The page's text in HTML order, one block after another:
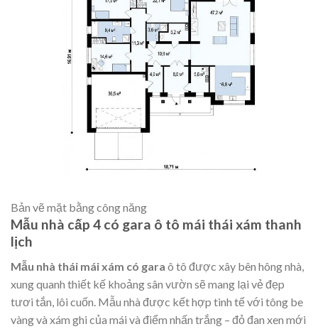
Bản vẽ mặt bằng công năng
Mẫu nhà cấp 4 có gara ô tô mái thái xám thanh
lịch
Mẫu nhà thái mái xám có gara ô tô được xây bên hông nhà,
xung quanh thiết kế khoảng sân vườn sẽ mang lại vẻ đẹp
tươi tắn, lôi cuốn. Mẫu nhà được kết hợp tinh tế với tông be
vàng và xám ghi của mái và điểm nhấn trắng – đỏ đan xen mới